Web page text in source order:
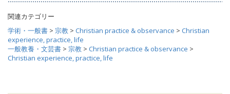
関連カテゴリー
学術・一般書 > 宗教 > Christian practice & observance > Christian
experience, practice, life
一般教養・文芸書 > 宗教 > Christian practice & observance >
Christian experience, practice, life